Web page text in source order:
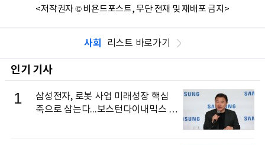
<저작권자 © 비욘드포스트, 무단 전재 및 재배포 금지>
사회 리스트 바로가기
인기 기사
1
삼성전자, 로봇 사업 미래성장 핵심
축으로 삼는다...보스턴다이내믹스 출